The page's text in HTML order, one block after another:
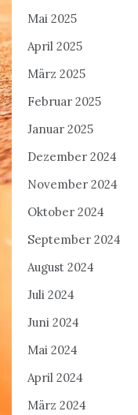
Mai 2025
April 2025
März 2025
Februar 2025
Januar 2025
Dezember 2024
November 2024
Oktober 2024
September 2024
August 2024
Juli 2024
Juni 2024
Mai 2024
April 2024
März 2024